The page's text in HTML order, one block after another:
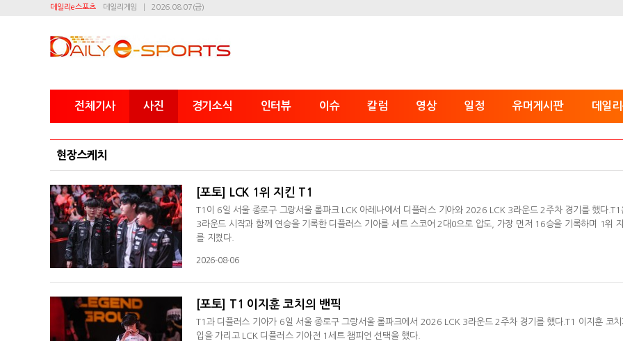
데일리e스포츠 데일리게임 2026.08.07(금)
전체기사 사진 경기소식 인터뷰 이슈 칼럼 영상 일정 유머게시판 데일
현장스케치
[포토] LCK 1위 지킨 T1
T1이 6일 서울 종로구 그랑서울 롤파크 LCK 아레나에서 디플러스 기아와 2026 LCK 3라운드 2주차 경기를 했다.T1
3라운드 시작과 함께 연승을 기록한 디플러스 기아를 세트 스코어 2대0으로 압도, 가장 먼저 16승을 기록하며 1위 자
를 지켰다.
2026-08-06
[포토] T1 이지훈 코치의 밴픽
T1과 디플러스 기아가 6일 서울 종로구 그랑서울 롤파크에서 2026 LCK 3라운드 2주차 경기를 했다.T1 이지훈 코치
입을 가리고 LCK 디플러스 기아전 1세트 챔피언 선택을 했다.